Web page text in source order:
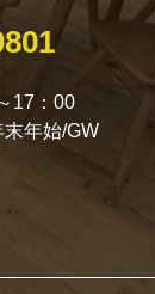
17：00
年始/GW